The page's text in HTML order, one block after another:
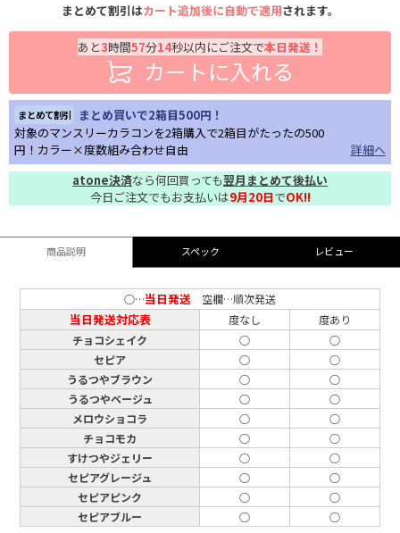
まとめて割引はカート追加後に自動で適用されます。
あと3時間57分13秒以内にご注文で本日発送！
カートに入れる
まとめて割引
まとめ買いで2箱目500円！
対象のマンスリーカラコンを2箱購入で2箱目がたったの500
円！カラー×度数組み合わせ自由
詳細へ
atone決済なら何回買っても翌月まとめて後払い
今日ご注文でもお支払いは9月20日でOK!!
商品説明 スペック レビュー
○…当日発送 空欄…順次発送
当日発送対応表 度なし
度あり
チョコシェイク
○
○
セピア
○
○
うるつやブラウン
○
○
うるつやベージュ
○
○
メロウショコラ
○
○
チョコモカ
○
○
すけつやジェリー
○
○
セピアグレージュ
○
○
セピアピンク
○
○
セピアブルー
○ ○